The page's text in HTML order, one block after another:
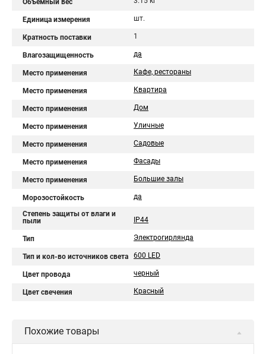
Объемный вес
Единица измерения шт.
Кратность поставки 1
Влагозащищенность да
Место применения Кафе, рестораны
Место применения Квартира
Место применения Дом
Место применения Уличные
Место применения Садовые
Место применения Фасады
Место применения Большие залы
Морозостойкость да
Степень защиты от влаги и
пыли
IP44
Тип Электрогирлянда
Тип и кол-во источников света 600 LED
Цвет провода черный
Цвет свечения Красный
Похожие товары